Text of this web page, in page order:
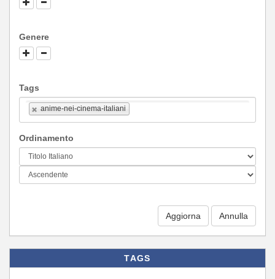
Genere
Tags
anime-nei-cinema-italiani
Ordinamento
Aggiorna
TAGS